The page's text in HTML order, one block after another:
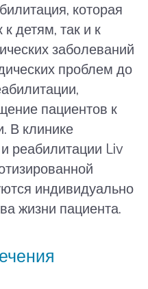
которая
детям, так и к
заболеваний
проблем до
пациентов к
В клинике
реабилитации Liv
индивидуально
жизни пациента.